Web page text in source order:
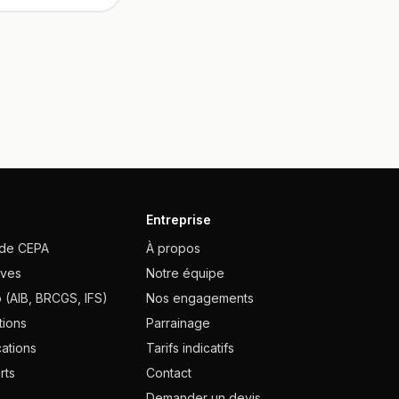
CEPA
BRCGS, IFS)
Entreprise
À propos
Notre équipe
Nos engagements
Parrainage
Tarifs indicatifs
Contact